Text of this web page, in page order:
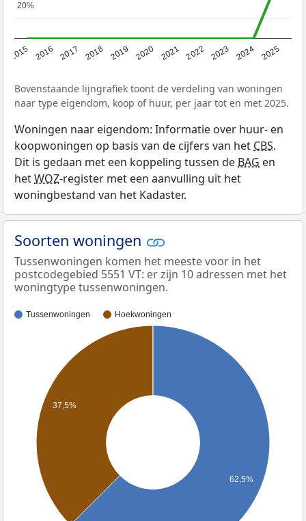
2015 2016 2017 2018 2019 2020 2021 2022 2023 2024 2025
20%
20%
Bovenstaande lijngrafiek toont de verdeling van woningen
naar type eigendom, koop of huur, per jaar tot en met 2025.
Woningen naar eigendom: Informatie over huur- en
koopwoningen op basis van de cijfers van het CBS.
Dit is gedaan met een koppeling tussen de BAG en
hetWOZ-register met een aanvulling uit het
woningbestand van het Kadaster.
Soorten woningen
Tussenwoningen komen het meeste voor in het
postcodegebied 5551 VT: er zijn 10 adressen met het
woningtype tussenwoningen.
Tussenwoningen Hoekwoningen
37,5%
62,5%